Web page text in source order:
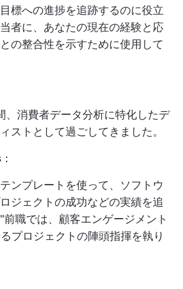
標への進捗を追跡するのに役立
者に、あなたの現在の経験と応
の整合性を示すために使用して
、消費者データ分析に特化したデ
ストとして過ごしてきました。
：
ンプレートを使って、ソフトウ
ジェクトの成功などの実績を追
職では、顧客エンゲージメント
プロジェクトの陣頭指揮を執り